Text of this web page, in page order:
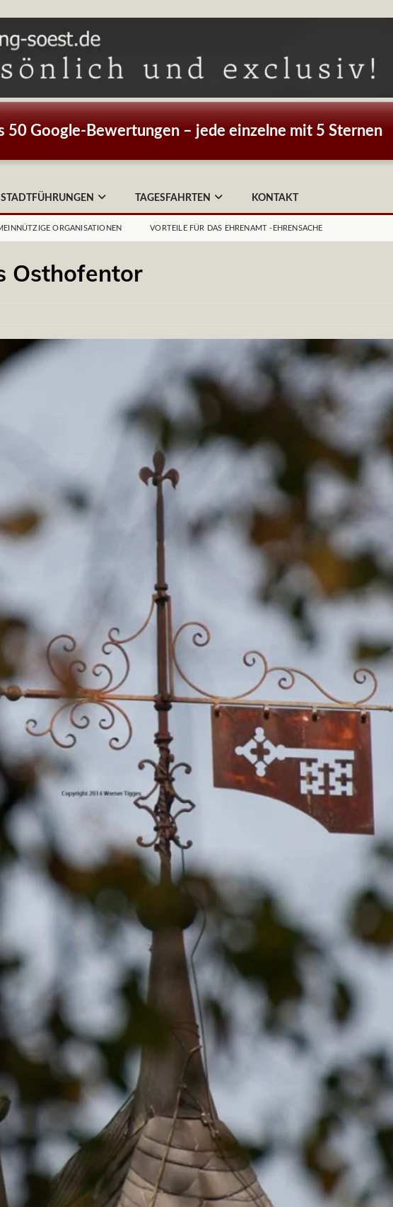
50 Google-Bewertungen – jede einzelne mit 5 Sternen
TAGESFAHRTEN KONTAKT
ORGANISATIONEN VORTEILE FÜR DAS EHRENAMT -EHRENSACHE
Osthofentor